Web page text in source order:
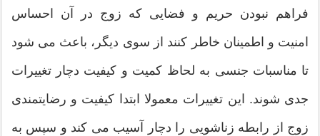
فراهم نبودن حریم و فضایی که زوج در آن احساس
امنیت و اطمینان خاطر کنند از سوی دیگر، باعث می شود
تا مناسبات جنسی به لحاظ کمیت و کیفیت دچار تغییرات
جدی شوند. این تغییرات معمولا ابتدا کیفیت و رضایتمندی
زوج از رابطه زناشویی را دچار آسیب می کند و سپس به